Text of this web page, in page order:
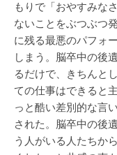
もりで「おやすみな
ないことをぶつぶつ
に残る最悪のパフォ
しまう。脳卒中の後
るだけで、きちんと
ての仕事はできると
っと酷い差別的な言
された。脳卒中の後
う人がいる人たちか